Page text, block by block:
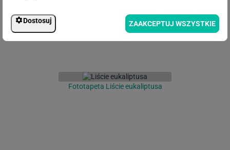
Fototapeta Liście eukaliptusa
Dostosuj ZAAKCEPTUJ WSZYSTKIE